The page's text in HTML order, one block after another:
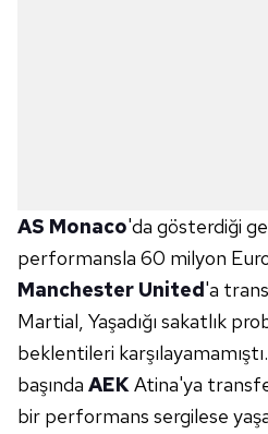
AS Monaco'da gösterdiği
performansla 60 milyon
Manchester United'a
Martial, Yaşadığı sakatlık
beklentileri
başında AEKAtina'ya
bir performans sergilese